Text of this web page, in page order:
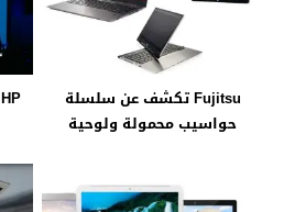
Fujitsu تكشف عن سلسلة
حواسيب محمولة ولوحية